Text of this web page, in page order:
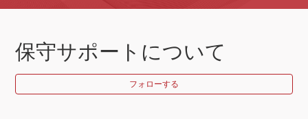
保守サポートについて
フォローする